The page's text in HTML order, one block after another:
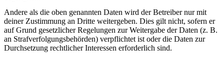
Andere als die oben genannten Daten wird der Betreiber nur mit
deiner Zustimmung an Dritte weitergeben. Dies gilt nicht, sofern er
auf Grund gesetzlicher Regelungen zur Weitergabe der Daten (z. B.
an Strafverfolgungsbehörden) verpflichtet ist oder die Daten zur
Durchsetzung rechtlicher Interessen erforderlich sind.